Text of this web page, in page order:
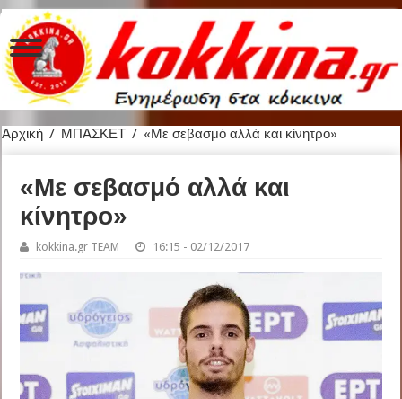
Αρχική / ΜΠΑΣΚΕΤ / «Με σεβασμό αλλά και κίνητρο»
«Με σεβασμό αλλά και
κίνητρο»
kokkina.gr TEAM 16:15 - 02/12/2017